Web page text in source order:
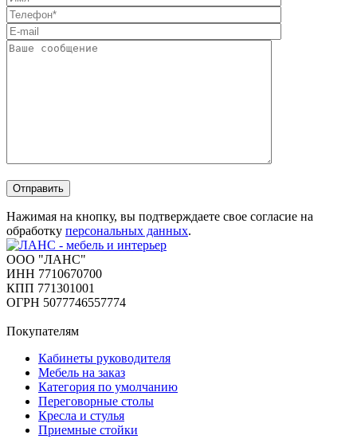
Отправить
Нажимая на кнопку, вы подтверждаете свое согласие на
обработку персональных данных.
ООО "ЛАНС"
ИНН 7710670700
КПП 771301001
ОГРН 5077746557774
Покупателям
Кабинеты руководителя
Мебель на заказ
Категория по умолчанию
Переговорные столы
Кресла и стулья
Приемные стойки